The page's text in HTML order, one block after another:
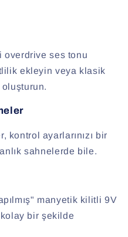
overdrive ses tonu
ekleyin veya klasik
kontrol ayarlarınızı bir
sahnelerde bile.
manyetik kilitli 9V
bir şekilde